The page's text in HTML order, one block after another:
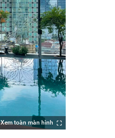
Xem toàn màn hình